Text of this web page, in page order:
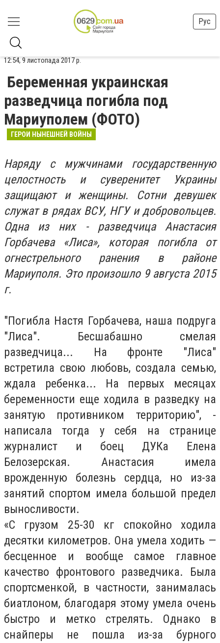
Рус
12:54, 9 листопада 2017 р.
Беременная украинская
разведчица погибла под
Мариуполем (ФОТО)
ГЕРОИ НЫНЕШНЕЙ ВОЙНЫ
Наряду с мужчинами государственную
целостность и суверенитет Украины
защищают и женщины. Сотни девушек
служат в рядах ВСУ, НГУ и добровольцев.
Одна из них - разведчица Анастасия
Горбачева «Лиса», которая погибла от
огнестрельного ранения в районе
Мариуполя. Это произошло 9 августа 2015
г.
"Погибла Настя Горбачева, наша подруга
"Лиса". Бесшабашно смелая
разведчица... На фронте "Лиса"
встретила свою любовь, создала семью,
ждала ребенка... На первых месяцах
беременности еще ходила в разведку на
занятую противником территорию", -
написала тогда у себя на странице
журналист и боец ДУКа Елена
Белозерская. Анастасия имела
врожденную болезнь сердца, но из-за
занятий спортом имела большой предел
выносливости.
«С грузом 25-30 кг спокойно ходила
десятки километров. Она умела ходить —
бесценное и вообще самое главное
качество фронтового разведчика. Была
спортсменкой, в частности, занималась
биатлоном, благодаря этому умела очень
быстро и метко стрелять. Однако в
снайперы не пошла из-за бурного